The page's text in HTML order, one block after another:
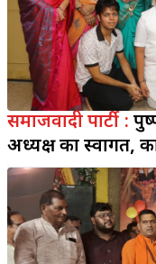
समाजवादी पार्टी :
अध्यक्ष का स्वागत,